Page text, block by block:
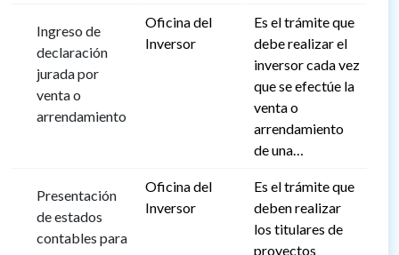
Ingreso de
declaración
jurada por
venta o
arrendamiento
Oficina del
Inversor
Es el trámite que
debe realizar el
inversor cada vez
que se efectúe la
venta o
arrendamiento
de una…
Presentación
de estados
contables para
Oficina del
Inversor
Es el trámite que
deben realizar
los titulares de
proyectos